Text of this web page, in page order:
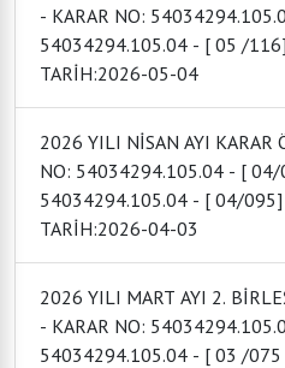
- KARAR NO: 54034294.105.04 - [ 05 /096] DAN
54034294.105.04 - [ 05 /116]
TARİH:2026-05-04
2026 YILI NİSAN AYI KARAR
NO: 54034294.105.04 - [ 04/
54034294.105.04 - [ 04/095]
TARİH:2026-04-03
2026 YILI MART AYI 2.
- KARAR NO: 54034294.105.04 - [ 03 /066] DAN
54034294.105.04 - [ 03 /075